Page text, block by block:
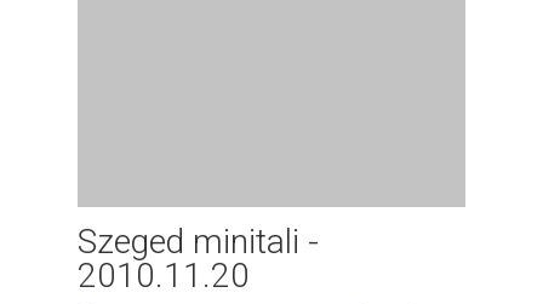
Szeged minitali -
2010.11.20